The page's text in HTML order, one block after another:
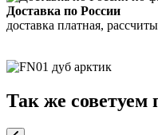
Доставка по России
доставка платная,
Так же советуем